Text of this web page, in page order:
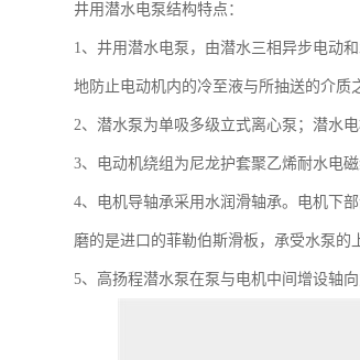
井用潜水电泵结构特点：
1、井用潜水电泵，由潜水三相异步电动
地防止电动机内的冷至液与所抽送的介质
2、潜水泵为单吸多级立式离心泵；潜水
3、电动机绕组为尼龙护套聚乙烯耐水电
4、电机导轴承采用水润滑轴承。电机下
磨的是进口的菲勒伯斯滑板，承受水泵的
5、高扬程潜水泵在泵与电机中间增设轴